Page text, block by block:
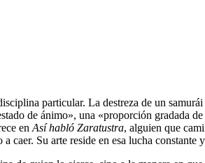
particular. La destreza de un
de ánimo», una «proporción gradada
en Así habló Zaratustra, alguien que
Su arte reside en esa lucha